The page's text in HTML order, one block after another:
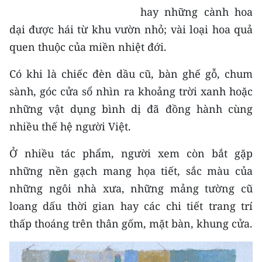
中文
РУССКИЙ
ESPAÑOL
한국어
hay những cành hoa
dại được hái từ khu vườn nhỏ; vài loại hoa quả
quen thuộc của miền nhiệt đới.
Có khi là chiếc đèn dầu cũ, bàn ghế gỗ, chum
sành, góc cửa sổ nhìn ra khoảng trời xanh hoặc
những vật dụng bình dị đã đồng hành cùng
nhiều thế hệ người Việt.
Ở nhiều tác phẩm, người xem còn bắt gặp
những nền gạch mang họa tiết, sắc màu của
những ngôi nhà xưa, những mảng tường cũ
loang dấu thời gian hay các chi tiết trang trí
thấp thoáng trên thân gốm, mặt bàn, khung cửa.